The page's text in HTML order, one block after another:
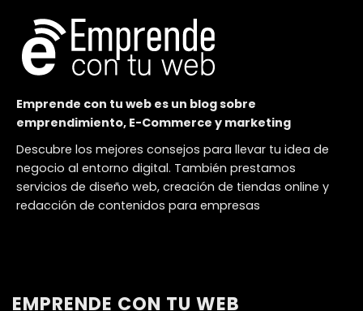
Emprende con tu web es un blog sobre
emprendimiento, E-Commerce y marketing
Descubre los mejores consejos para llevar tu idea de
negocio al entorno digital. También prestamos
servicios de diseño web, creación de tiendas online y
redacción de contenidos para empresas
EMPRENDE CON TU WEB